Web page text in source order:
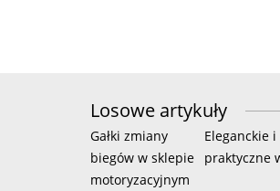
Losowe artykuły
Gałki zmiany
biegów w sklepie
motoryzacyjnym
Eleganckie i
praktyczne